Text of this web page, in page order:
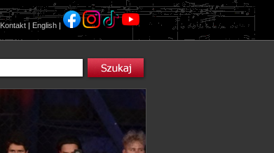
Kontakt | English |